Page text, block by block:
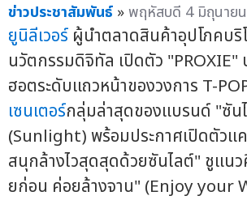
ข่าวประชาสัมพันธ์ »พฤหัสบดี 4 มิถุนาย
ยูนิลีเวอร์ ผู้นำตลาดสินค้าอุปโภคบริ
นวัตกรรมดิจิทัล เปิดตัว
ฮอตระดับแถวหน้าของวงการ T-
เซนเตอร์กลุ่มล่าสุดของแบรนด์ "ซัน
(Sunlight) พร้อมประกาศเปิดตัวแ
สนุกล้างไวสุดสุดด้วยซันไลต์" ชูแนว
ยก่อน ค่อยล้างจาน" (Enjoy your